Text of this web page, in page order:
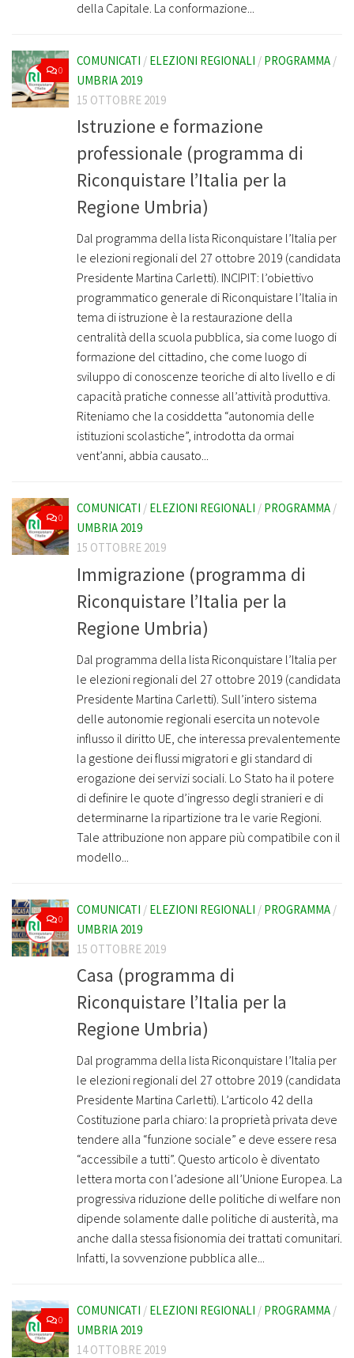
della Capitale. La conformazione...
0
COMUNICATI / ELEZIONI REGIONALI / PROGRAMMA /
UMBRIA 2019
15 OTTOBRE 2019
Istruzione e formazione
professionale (programma di
Riconquistare l’Italia per la
Regione Umbria)
Dal programma della lista Riconquistare l’Italia per
le elezioni regionali del 27 ottobre 2019 (candidata
Presidente Martina Carletti). INCIPIT: l’obiettivo
programmatico generale di Riconquistare l’Italia in
tema di istruzione è la restaurazione della
centralità della scuola pubblica, sia come luogo di
formazione del cittadino, che come luogo di
sviluppo di conoscenze teoriche di alto livello e di
capacità pratiche connesse all’attività produttiva.
Riteniamo che la cosiddetta “autonomia delle
istituzioni scolastiche”, introdotta da ormai
vent’anni, abbia causato...
0
COMUNICATI / ELEZIONI REGIONALI / PROGRAMMA /
UMBRIA 2019
15 OTTOBRE 2019
Immigrazione (programma di
Riconquistare l’Italia per la
Regione Umbria)
Dal programma della lista Riconquistare l’Italia per
le elezioni regionali del 27 ottobre 2019 (candidata
Presidente Martina Carletti). Sull’intero sistema
delle autonomie regionali esercita un notevole
influsso il diritto UE, che interessa prevalentemente
la gestione dei flussi migratori e gli standard di
erogazione dei servizi sociali. Lo Stato ha il potere
di definire le quote d’ingresso degli stranieri e di
determinarne la ripartizione tra le varie Regioni.
Tale attribuzione non appare più compatibile con il
modello...
0
COMUNICATI / ELEZIONI REGIONALI / PROGRAMMA /
UMBRIA 2019
15 OTTOBRE 2019
Casa (programma di
Riconquistare l’Italia per la
Regione Umbria)
Dal programma della lista Riconquistare l’Italia per
le elezioni regionali del 27 ottobre 2019 (candidata
Presidente Martina Carletti). L’articolo 42 della
Costituzione parla chiaro: la proprietà privata deve
tendere alla “funzione sociale” e deve essere resa
“accessibile a tutti”. Questo articolo è diventato
lettera morta con l’adesione all’Unione Europea. La
progressiva riduzione delle politiche di welfare non
dipende solamente dalle politiche di austerità, ma
anche dalla stessa fisionomia dei trattati comunitari.
Infatti, la sovvenzione pubblica alle...
0
COMUNICATI / ELEZIONI REGIONALI / PROGRAMMA /
UMBRIA 2019
14 OTTOBRE 2019